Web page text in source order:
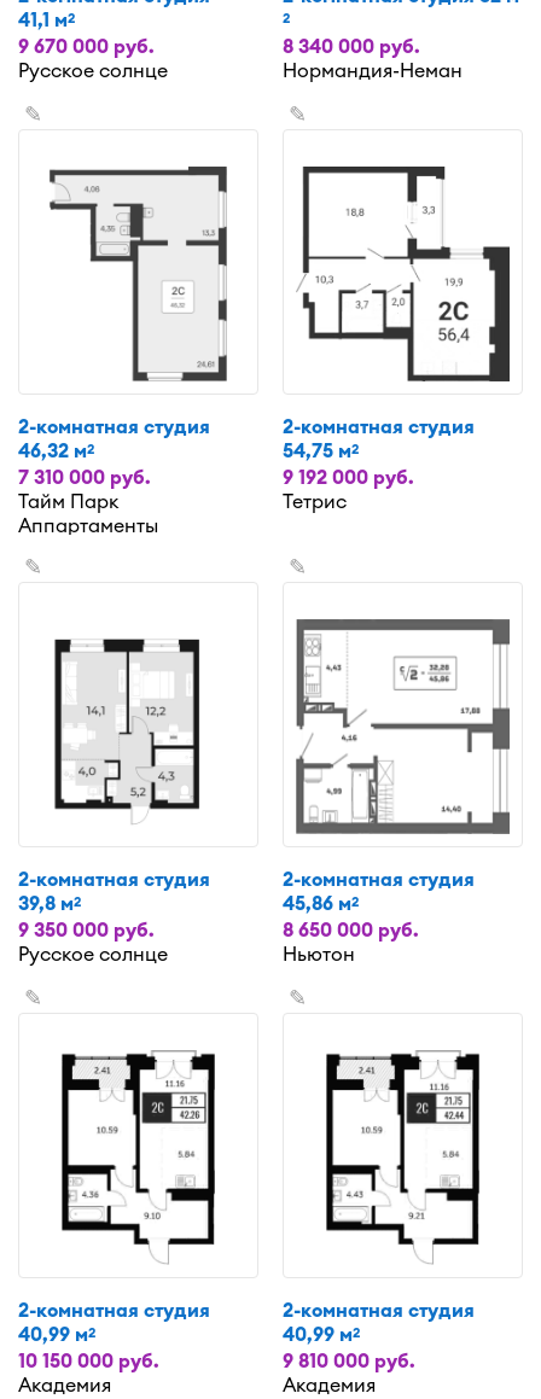
41,1 м2
9 670 000 руб.
Русское солнце
2
8 340 000 руб.
Нормандия-Неман
✎
2-комнатная студия
46,32 м2
7 310 000 руб.
Тайм Парк
Аппартаменты
✎
2-комнатная студия
54,75 м2
9 192 000 руб.
Тетрис
✎
2-комнатная студия
39,8 м2
9 350 000 руб.
Русское солнце
✎
2-комнатная студия
45,86 м2
8 650 000 руб.
Ньютон
✎
2-комнатная студия
40,99 м2
10 150 000 руб.
Академия
✎
2-комнатная студия
40,99 м2
9 810 000 руб.
Академия